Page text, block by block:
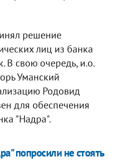
решение
лиц из банка
В свою очередь, и.о.
Уманский
Родовид
для обеспечения
"Надра".
попросили не стоять